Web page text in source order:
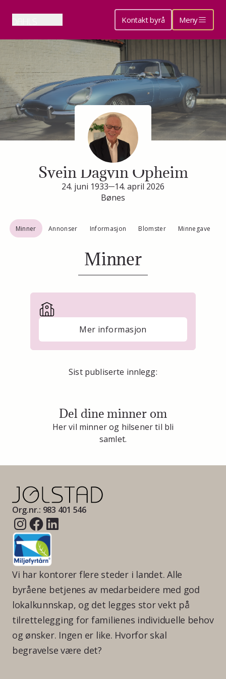
Kontakt byrå Meny
Minneside for
Svein Dagvin Opheim
24. juni 1933
14. april 2026
Bønes
Minner Annonser Informasjon Blomster Minnegave
Minner
Mer informasjon
Sist publiserte innlegg:
Del dine minner om
Her vil minner og hilsener til bli
samlet.
Org.nr.: 983 401 546
Vi har kontorer flere steder i landet. Alle
byråene betjenes av medarbeidere med god
lokalkunnskap, og det legges stor vekt på
tilrettelegging for familienes individuelle behov
og ønsker. Ingen er like. Hvorfor skal
begravelse være det?